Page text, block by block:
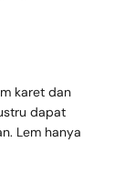
karet dan
dapat
Lem hanya